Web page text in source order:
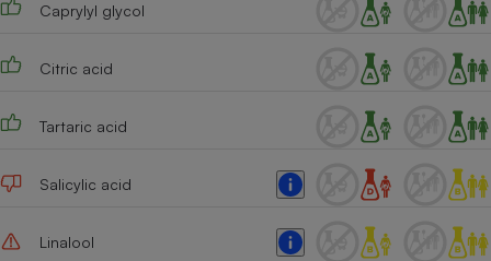
Caprylyl glycol
Citric acid
Tartaric acid
Salicylic acid
Linalool